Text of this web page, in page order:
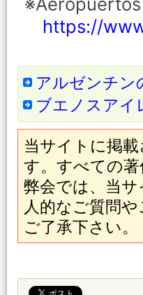
https://
アルゼンチン
ブエノスアイ
当サイトに掲
す。すべての
弊会では、当
人的なご質問
ご了承下さい。